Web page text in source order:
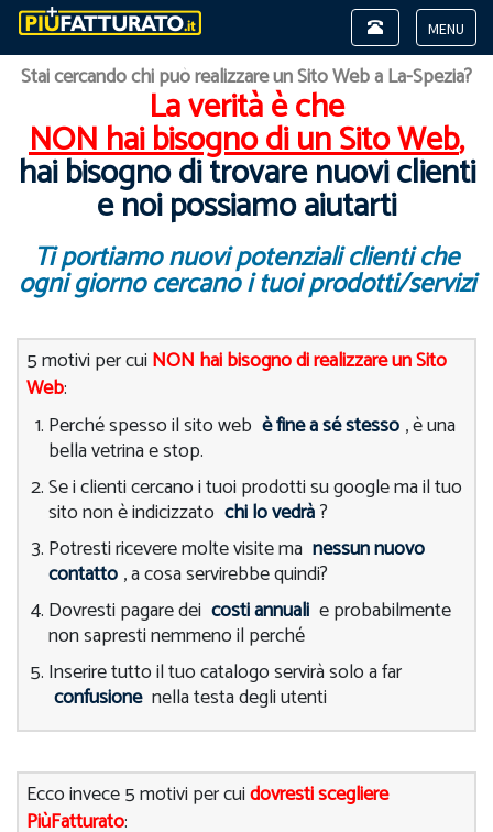
Toggle
Toggle
navigation
Stai cercando chi può realizzare un Sito Web a La-Spezia?
La verità è che
NON hai bisogno di un Sito Web,
hai bisogno di trovare nuovi clienti
e noi possiamo aiutarti
Ti portiamo nuovi potenziali clienti che
ogni giorno cercano i tuoi prodotti/servizi
5 motivi per cuiNON hai bisogno di realizzare un Sito
Web:
Perché spesso il sito web è fine a sé stesso , è una
bella vetrina e stop.
Se i clienti cercano i tuoi prodotti su google ma il tuo
sito non è indicizzato chi lo vedrà?
Potresti ricevere molte visite ma nessun nuovo
contatto , a cosa servirebbe quindi?
Dovresti pagare dei costi annuali e probabilmente
non sapresti nemmeno il perché
Inserire tutto il tuo catalogo servirà solo a far
confusione nella testa degli utenti
Ecco invece 5 motivi per cuidovresti scegliere
PiùFatturato: